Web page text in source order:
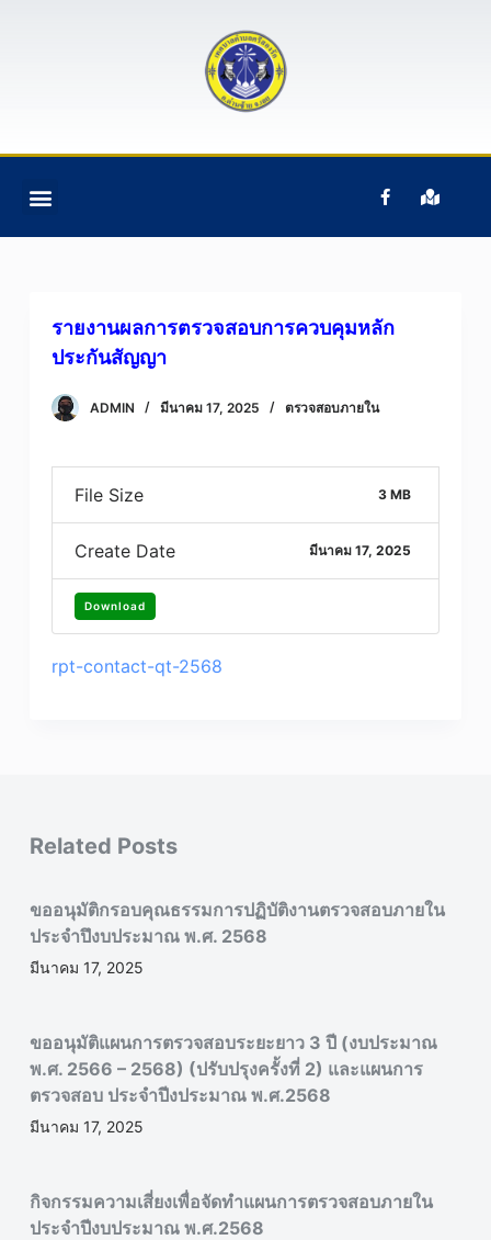
c
รายงานผลการตรวจสอบการควบคุมหลัก
ประกันสัญญา
ADMIN มีนาคม 17, 2025 ตรวจสอบภายใน
File Size 3 MB
Create Date มีนาคม 17, 2025
Download
rpt-contact-qt-2568
Related Posts
ขออนุมัติกรอบคุณธรรมการปฏิบัติงานตรวจสอบภายใน
ประจำปึงบประมาณ พ.ศ. 2568
มีนาคม 17, 2025
ขออนุมัติแผนการตรวจสอบระยะยาว 3 ปี (งบประมาณ
พ.ศ. 2566 – 2568) (ปรับปรุงครั้งที่ 2) และแผนการ
ตรวจสอบ ประจำปีงประมาณ พ.ศ.2568
มีนาคม 17, 2025
กิจกรรมความเสี่ยงเพื่อจัดทำแผนการตรวจสอบภายใน
ประจำปีงบประมาณ พ.ศ.2568